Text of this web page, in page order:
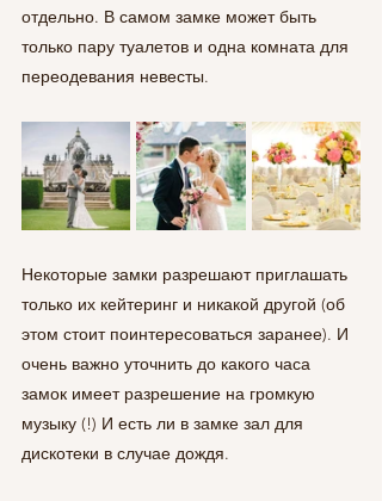
отдельно. В самом замке может быть
только пару туалетов и одна комната для
переодевания невесты.
Некоторые замки разрешают приглашать
только их кейтеринг и никакой другой (об
этом стоит поинтересоваться заранее). И
очень важно уточнить до какого часа
замок имеет разрешение на громкую
музыку (!) И есть ли в замке зал для
дискотеки в случае дождя.